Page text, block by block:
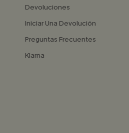
Devoluciones
Iniciar Una Devolución
Preguntas Frecuentes
Klarna